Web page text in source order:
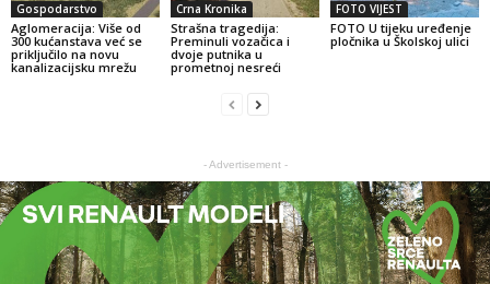
Gospodarstvo
Aglomeracija: Više od
300 kućanstava već se
priključilo na novu
kanalizacijsku mrežu
Crna Kronika
Strašna tragedija:
Preminuli vozačica i
dvoje putnika u
prometnoj nesreći
FOTO VIJEST
FOTO U tijeku uređenje
pločnika u Školskoj ulici
- Advertisement -